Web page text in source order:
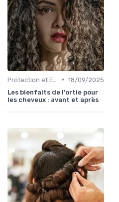
• 18/09/2025
Les bienfaits de l'ortie pour
les cheveux : avant et après